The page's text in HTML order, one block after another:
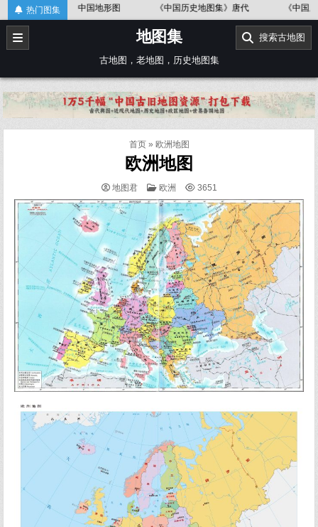
Skip
to
content
热门图集中国地形图 《中国历史地图集》唐代 《中国历史地图
地图集
古地图，老地图，历史地图集
搜索古地图
首页» 欧洲地图
欧洲地图
地图君
POSTED
欧洲 3651